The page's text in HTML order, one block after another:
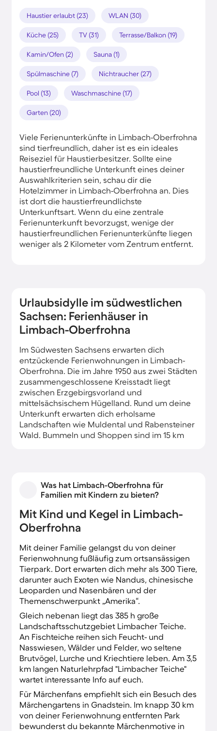
Haustier erlaubt (23) WLAN (30)
Küche (25) TV (31) Terrasse/Balkon (19)
Kamin/Ofen (2) Sauna (1)
Spülmaschine (7) Nichtraucher (27)
Pool (13) Waschmaschine (17)
Garten (20)
Viele Ferienunterkünfte in Limbach-Oberfrohna
sind tierfreundlich, daher ist es ein ideales
Reiseziel für Haustierbesitzer. Sollte eine
haustierfreundliche Unterkunft eines deiner
Auswahlkriterien sein, schau dir die
Hotelzimmer in Limbach-Oberfrohna an. Dies
ist dort die haustierfreundlichste
Unterkunftsart. Wenn du eine zentrale
Ferienunterkunft bevorzugst, wenige der
haustierfreundlichen Ferienunterkünfte liegen
weniger als 2 Kilometer vom Zentrum entfernt.
Urlaubsidylle im südwestlichen
Sachsen: Ferienhäuser in
Limbach-Oberfrohna
Im Südwesten Sachsens erwarten dich
entzückende Ferienwohnungen in Limbach-
Oberfrohna. Die im Jahre 1950 aus zwei Städten
zusammengeschlossene Kreisstadt liegt
zwischen Erzgebirgsvorland und
mittelsächsischem Hügelland. Rund um deine
Unterkunft erwarten dich erholsame
Landschaften wie Muldental und Rabensteiner
Wald. Bummeln und Shoppen sind im 15 km
Schmetterlingswiesen sowie alten und
seltenen Bäumen an Dutzenden Teichen
du das idyllische Naturschutzgebiet Limbacher
Teiche. Gehst du es sportlicher an, beschreite
erkunde das facettenreiche Muldental zu Fuß
oder per Rad. Vom sagenumwobenen
"Hauboldfelsen" erheischst du einen herrlichen
Talblick.
Was hat Limbach-Oberfrohna für
Familien mit Kindern zu bieten?
Mit Kind und Kegel in Limbach-
Oberfrohna
Mit deiner Familie gelangst du von deiner
Ferienwohnung fußläufig zum ortsansässigen
Tierpark. Dort erwarten dich mehr als 300 Tiere,
darunter auch Exoten wie Nandus, chinesische
Leoparden und Nasenbären und der
Themenschwerpunkt „Amerika“.
Gleich nebenan liegt das 385 h große
Landschaftsschutzgebiet Limbacher Teiche.
An Fischteiche reihen sich Feucht- und
Nasswiesen, Wälder und Felder, wo seltene
Brutvögel, Lurche und Kriechtiere leben. Am 3,5
km langen Naturlehrpfad "Limbacher Teiche"
wartet interessante Info auf euch.
Für Märchenfans empfiehlt sich ein Besuch des
Märchengartens in Gnadstein. Im knapp 30 km
von deiner Ferienwohnung entfernten Park
bewunderst du bekannte Märchenmotive in